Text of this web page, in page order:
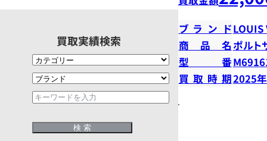
買取実績検索
ブランドLOUIS
商品名ポルト
型番
買取時期2025